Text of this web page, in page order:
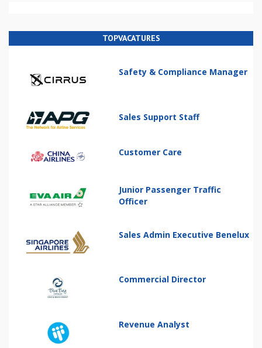
TOPVACATURES
Safety & Compliance Manager
Sales Support Staff
Customer Care
Junior Passenger Traffic
Officer
Sales Admin Executive Benelux
Commercial Director
Revenue Analyst